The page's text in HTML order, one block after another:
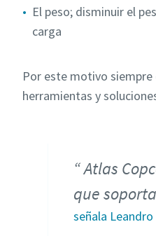
El peso; disminuir el
carga
Por este motivo
herramientas y
Atlas
que
señala